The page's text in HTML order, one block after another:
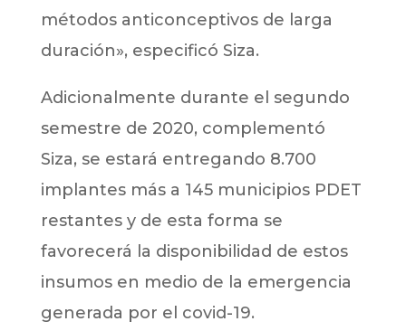
métodos anticonceptivos de larga
duración», especificó Siza.
Adicionalmente durante el segundo
semestre de 2020, complementó
Siza, se estará entregando 8.700
implantes más a 145 municipios PDET
restantes y de esta forma se
favorecerá la disponibilidad de estos
insumos en medio de la emergencia
generada por el covid-19.